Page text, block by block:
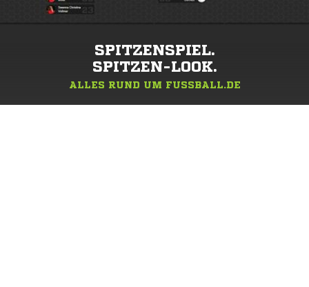
SPITZENSPIEL.
SPITZEN-LOOK.
ALLES RUND UM FUSSBALL.DE